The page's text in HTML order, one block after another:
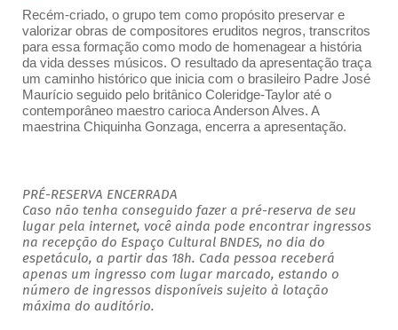
Recém-criado, o grupo tem como propósito preservar e
valorizar obras de compositores eruditos negros, transcritos
para essa formação como modo de homenagear a história
da vida desses músicos. O resultado da apresentação traça
um caminho histórico que inicia com o brasileiro Padre José
Maurício seguido pelo britânico Coleridge-Taylor até o
contemporâneo maestro carioca Anderson Alves. A
maestrina Chiquinha Gonzaga, encerra a apresentação.
PRÉ-RESERVA ENCERRADA
Caso não tenha conseguido fazer a pré-reserva de seu
lugar pela internet, você ainda pode encontrar ingressos
na recepção do Espaço Cultural BNDES, no dia do
espetáculo, a partir das 18h. Cada pessoa receberá
apenas um ingresso com lugar marcado, estando o
número de ingressos disponíveis sujeito à lotação
máxima do auditório.